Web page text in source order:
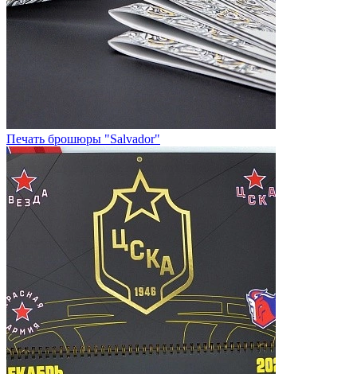
Печать брошюры "Salvador"